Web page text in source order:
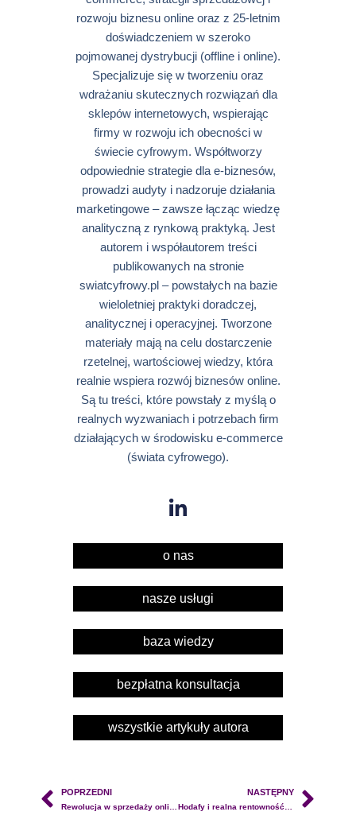
rozwoju biznesu online oraz z 25-letnim
doświadczeniem w szeroko
pojmowanej dystrybucji (offline i online).
Specjalizuje się w tworzeniu oraz
wdrażaniu skutecznych rozwiązań dla
sklepów internetowych, wspierając
firmy w rozwoju ich obecności w
świecie cyfrowym. Współtworzy
odpowiednie strategie dla e-biznesów,
prowadzi audyty i nadzoruje działania
marketingowe – zawsze łącząc wiedzę
analityczną z rynkową praktyką. Jest
autorem i współautorem treści
publikowanych na stronie
swiatcyfrowy.pl – powstałych na bazie
wieloletniej praktyki doradczej,
analitycznej i operacyjnej. Tworzone
materiały mają na celu dostarczenie
rzetelnej, wartościowej wiedzy, która
realnie wspiera rozwój biznesów online.
Są tu treści, które powstały z myślą o
realnych wyzwaniach i potrzebach firm
działających w środowisku e-commerce
(świata cyfrowego).
o nas
nasze usługi
baza wiedzy
bezpłatna konsultacja
wszystkie artykuły autora
POPRZEDNI NASTĘPNY